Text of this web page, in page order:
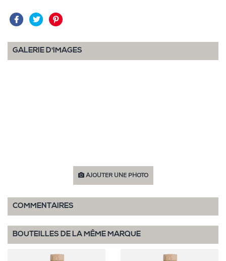
GALERIE D'IMAGES
AJOUTER UNE PHOTO
COMMENTAIRES
BOUTEILLES DE LA MÊME MARQUE